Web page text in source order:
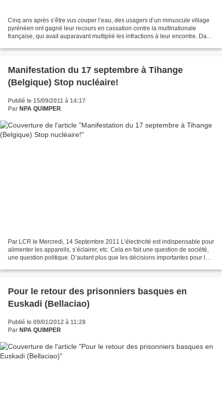
Cinq ans après s’être vus couper l’eau, des usagers d’un minuscule village
pyrénéen ont gagné leur recours en cassation contre la multinationale
française, qui avait auparavant multiplié les infractions à leur encontre. Dans
Manifestation du 17 septembre à Tihange
(Belgique) Stop nucléaire!
Publié le 15/09/2011 à 14:17
Par NPA QUIMPER
Par LCR le Mercredi, 14 Septembre 2011 L’électricité est indispensable pour
alimenter les appareils, s’éclairer, etc. Cela en fait une question de société,
une question politique. D’autant plus que les décisions importantes pour la
Pour le retour des prisonniers basques en
Euskadi (Bellaciao)
Publié le 09/01/2012 à 11:28
Par NPA QUIMPER